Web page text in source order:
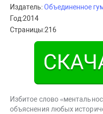
Издатель:Объединенное
Год:2014
Страницы:216
Избитое слово
объяснения любых